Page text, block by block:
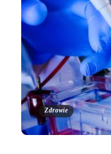
Zdrowie